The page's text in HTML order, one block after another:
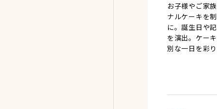
お子様やご家
ナルケーキを
に。誕生日や
を演出。ケー
別な一日を彩